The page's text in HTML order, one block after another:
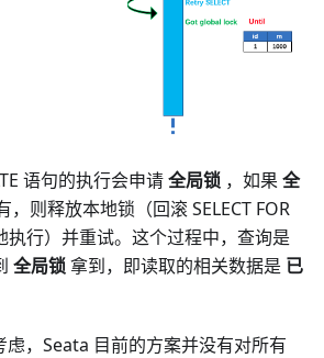
语句的执行会申请全局锁 ，如果 全
，则释放本地锁（回滚 SELECT FOR
执行）并重试。这个过程中，查询是
全局锁拿到，即读取的相关数据是 已
虑，Seata 目前的方案并没有对所有